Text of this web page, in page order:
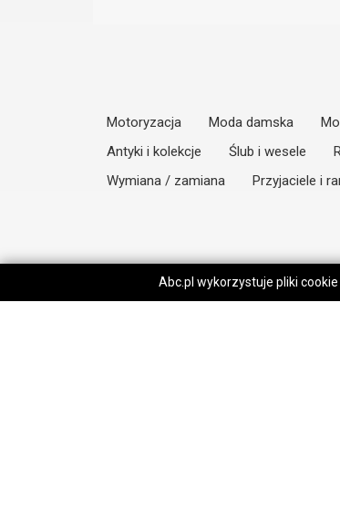
Motoryzacja Moda damska
Antyki i kolekcje
Ślub i wesele
Wymiana / zamiana
Przyjaciele i
Abc.pl wykorzystuje pliki